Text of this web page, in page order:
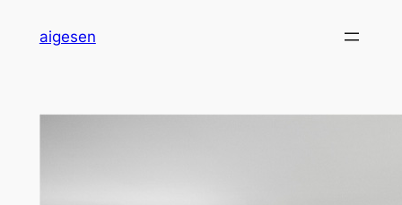
aigesen